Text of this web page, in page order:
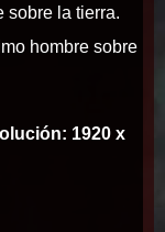
sobre la tierra.
hombre sobre
1920 x